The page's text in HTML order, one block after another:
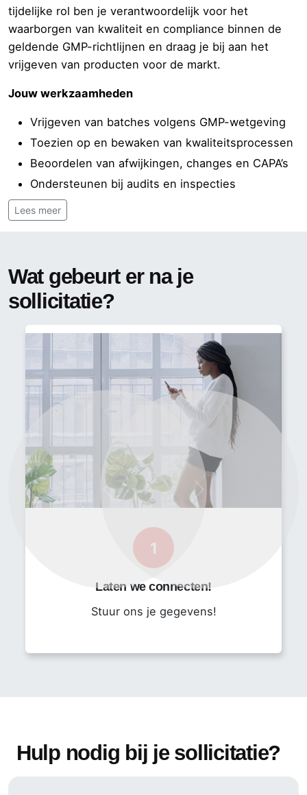
tijdelijke rol ben je verantwoordelijk voor het
waarborgen van kwaliteit en compliance binnen de
geldende GMP-richtlijnen en draag je bij aan het
vrijgeven van producten voor de markt.
Jouw werkzaamheden
Vrijgeven van batches volgens GMP-wetgeving
Toezien op en bewaken van kwaliteitsprocessen
Beoordelen van afwijkingen, changes en CAPA’s
Ondersteunen bij audits en inspecties
Fungeren als inhoudelijk aanspreekpunt op het
gebied van quality en compliance
Een relevante hbo-/wo-opleiding
Minimaal 10 jaar QA ervaring in een GMP
omgeving
Minimaal 5 jaar werkervaring als Qualified Person
Een goede beheersing van de Engelse taal
Het bedrijf
Je komt terecht bij een innovatieve en internationale
farmaceutische/biotechnologische sector, waar
kwaliteit en patiëntveiligheid centraal staan.
Contractvoorwaarden
Freelance of detachering
Marktconform uurtarief of salaris
Lees meer
Wat gebeurt er na je
sollicitatie?
1
Laten we connecten!
Stuur ons je gegevens!
Previous Next
Hulp nodig bij je sollicitatie?